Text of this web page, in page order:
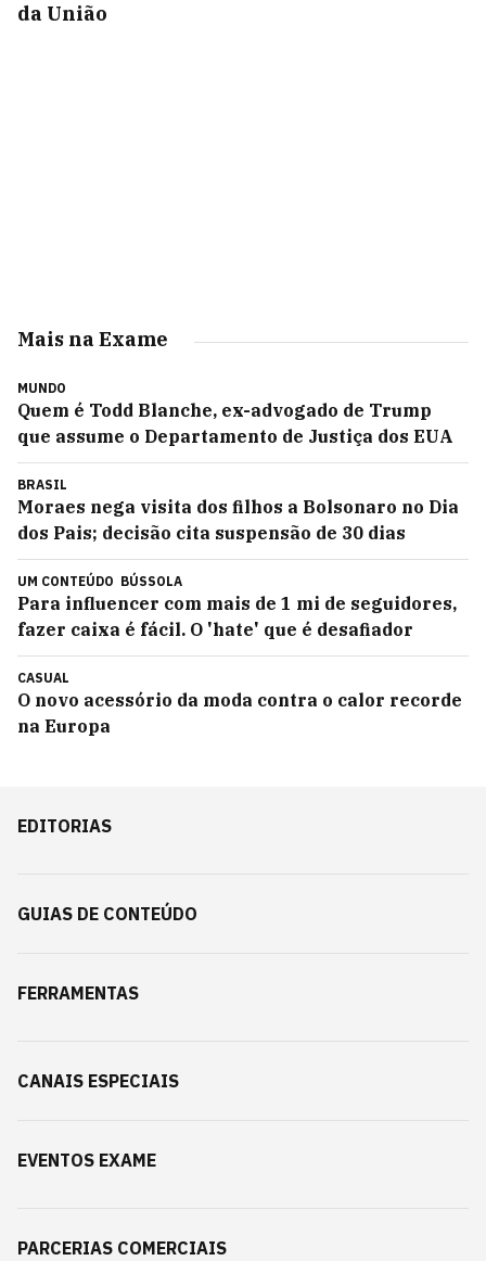
da União
Mais na Exame
MUNDO
Quem é Todd Blanche, ex-advogado de Trump
que assume o Departamento de Justiça dos EUA
BRASIL
Moraes nega visita dos filhos a Bolsonaro no Dia
dos Pais; decisão cita suspensão de 30 dias
UM CONTEÚDO BÚSSOLA
Para influencer com mais de 1 mi de seguidores,
fazer caixa é fácil. O 'hate' que é desafiador
CASUAL
O novo acessório da moda contra o calor recorde
na Europa
EDITORIAS
GUIAS DE CONTEÚDO
FERRAMENTAS
CANAIS ESPECIAIS
EVENTOS EXAME
PARCERIAS COMERCIAIS